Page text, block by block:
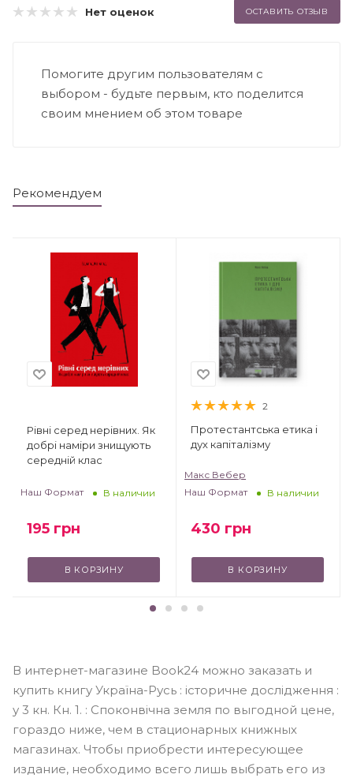
Нет оценок ОСТАВИТЬ ОТЗЫВ
Помогите другим пользователям с
выбором - будьте первым, кто поделится
своим мнением об этом товаре
Рекомендуем
Рівні серед нерівних. Як
добрі наміри знищують
середній клас
Наш Формат В наличии
195 грн
В КОРЗИНУ
2
Протестантська етика і
дух капіталізму
Макс Вебер
Наш Формат
В наличии
430 грн
В КОРЗИНУ
В интернет-магазине Book24 можно заказать и
купить книгу Україна-Русь : історичне дослідження :
у 3 кн. Кн. 1. : Споконвічна земля по выгодной цене,
гораздо ниже, чем в стационарных книжных
магазинах. Чтобы приобрести интересующее
издание, необходимо всего лишь выбрать его из